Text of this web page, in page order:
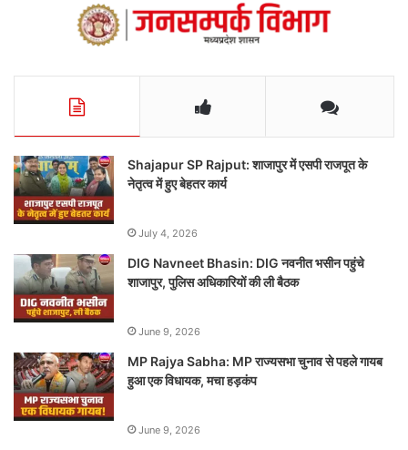
Shajapur SP Rajput: शाजापुर में एसपी राजपूत के
नेतृत्व में हुए बेहतर कार्य
July 4, 2026
DIG Navneet Bhasin: DIG नवनीत भसीन पहुंचे
शाजापुर, पुलिस अधिकारियों की ली बैठक
June 9, 2026
MP Rajya Sabha: MP राज्यसभा चुनाव से पहले गायब
हुआ एक विधायक, मचा हड़कंप
June 9, 2026